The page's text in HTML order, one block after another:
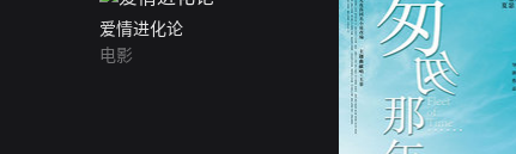
爱情进化论
电影